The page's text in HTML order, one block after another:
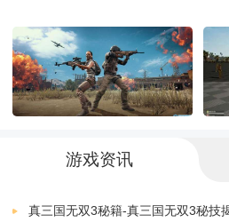
这是比较高人气的棋牌游戏竞
型棋牌玩法，准备了详细的新
都能参与其中，游戏门槛比较低
随时随地的开启竞技的战斗，
游戏资讯